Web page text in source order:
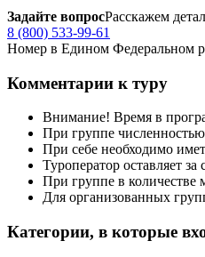
Задайте вопросРасскажем
8 (800) 533-99-61
Номер в Едином Федеральном
Комментарии к туру
Внимание! Время в
При группе
При себе необходимо
Туроператор оставляет
При группе в количестве
Для организованных
Категории, в которые